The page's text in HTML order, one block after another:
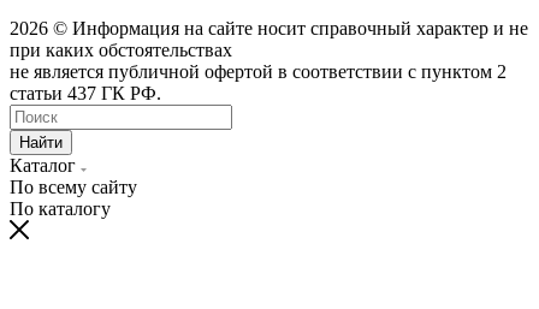
2026 © Информация на сайте носит справочный характер и не
при каких обстоятельствах
не является публичной офертой в соответствии с пунктом 2
статьи 437 ГК РФ.
Найти
Каталог
По всему сайту
По каталогу